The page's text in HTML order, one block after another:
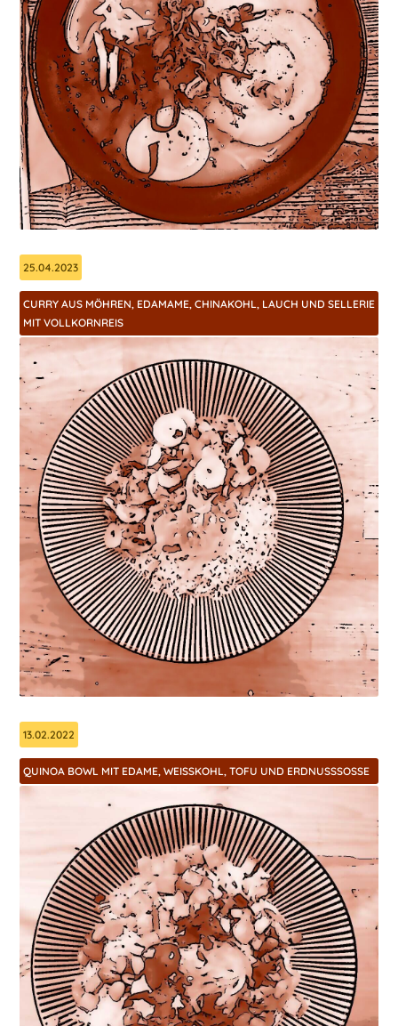
25.04.2023
CURRY AUS MÖHREN, EDAMAME, CHINAKOHL, LAUCH UND SELLERIE
MIT VOLLKORNREIS
13.02.2022
QUINOA BOWL MIT EDAME, WEISSKOHL, TOFU UND ERDNUSSSOSSE